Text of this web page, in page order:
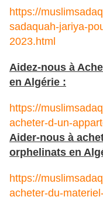
https://
sadaquah-jariya-
2023.html
Aidez-nous à
en Algérie :
https://
acheter-d-un-
Aider-nous à
orphelinats en
https://
acheter-du-